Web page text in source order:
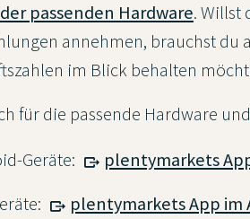
passenden Hardware. Willst
annehmen, brauchst du
im Blick behalten
für die passende Hardware
Geräte:
plentymarkets
plentymarkets App im